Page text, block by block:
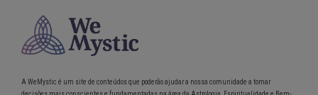
A WeMystic é um site de conteúdos que poderão ajudar a nossa comunidade a tomar